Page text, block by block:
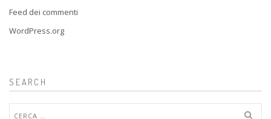
Feed dei commenti
WordPress.org
SEARCH